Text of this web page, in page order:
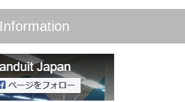
Information